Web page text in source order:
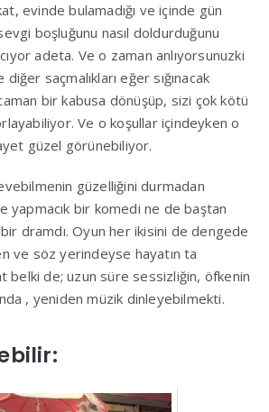
evinde bulamadığı ve içinde gün
boşluğunu nasıl doldurduğunu
adeta. Ve o zaman anlıyorsunuzki
diğer saçmalıkları eğer sığınacak
bir kabusa dönüşüp, sizi çok kötü
Ve o koşullar içindeyken o
güzel görünebiliyor.
güzelliğini durmadan
yapmacık bir komedi ne de baştan
dramdı. Oyun her ikisini de dengede
ve söz yerindeyse hayatın ta
belki de; uzun süre sessizliğin, öfkenin
, yeniden müzik dinleyebilmekti.